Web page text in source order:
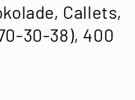
Callets,
30-38), 400